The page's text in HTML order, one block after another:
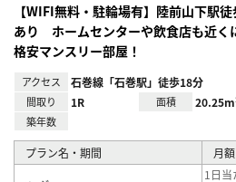
【WIFI無料・駐輪場有】陸前山下駅
あり ホームセンターや飲食店も近く
格安マンスリー部屋！
アクセス 石巻線「石巻駅」徒歩18分
間取り 1R 面積
築年数
プラン名・期間 月
1日当